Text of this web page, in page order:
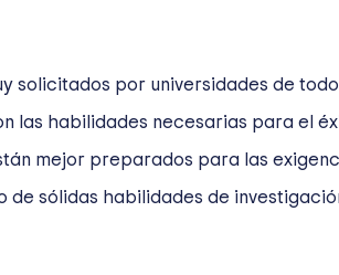
solicitados por universidades de
las habilidades necesarias para el
mejor preparados para las
sólidas habilidades de